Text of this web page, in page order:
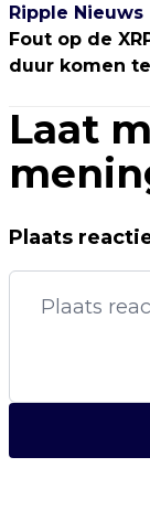
Ripple Nieuws
Fout op de
duur komen
Laat
Plaats